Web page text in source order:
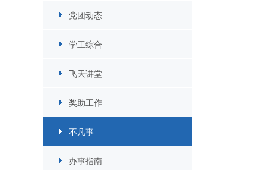
党团动态
学工综合
飞天讲堂
奖助工作
不凡事
办事指南